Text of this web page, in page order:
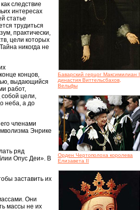
Баварский герцог Максимилиан I,
династия Виттельсбахов,
Вельфы
Орден Чертополоха королева
Елизавета II
следствие
интересах
статье
трудиться
практически,
цели которых
никогда не
концов,
выдающийся
работ,
цели,
неба, а до
членами
Энрике
ряд
Опус Деи». В
заставить их
Они
массы не их